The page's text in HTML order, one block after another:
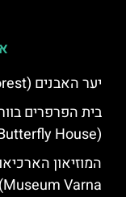
יער האבנים (Stone Forest) ליד ורנה
בית הפרפרים
(Butterfly House)
Museum Varna)